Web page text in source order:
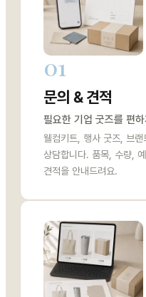
01
문의 & 견적
필요한 기업 굿즈를 편
웰컴키트, 행사 굿즈, 브
상담합니다. 품목, 수량,
견적을 안내드려요.